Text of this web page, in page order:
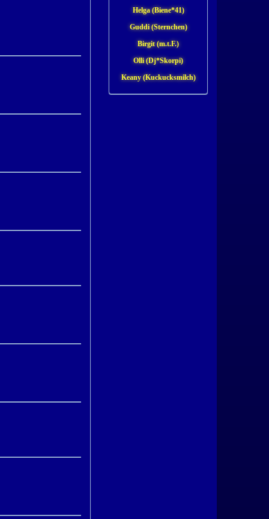
Helga (Biene*41)
Guddi (Sternchen)
Birgit (m.t.F.)
Olli (Dj*Skorpi)
Keany (Kuckucksmilch)